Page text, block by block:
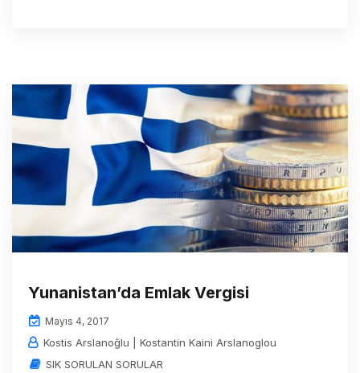
Yunanistan’da Emlak Vergisi
Mayıs 4, 2017
Kostis Arslanoğlu | Kostantin Kaini Arslanoglou
SIK SORULAN SORULAR